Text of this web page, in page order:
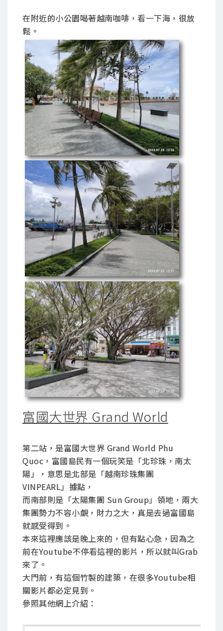
在附近的小公園喝著越南咖啡，看一下海，很放
鬆。
富國大世界 Grand World
第二站，是富國大世界 Grand World Phu
Quoc，富國島民有一個玩笑是「北珍珠，南太
陽」，意思是北部是「越南珍珠集團
VINPEARL」據點，
而南部則是「太陽集團 Sun Group」領地，兩大
集團勢力不容小覷，財力之大，真是去過富國島
就感受得到。
本來這裡應該是晚上來的，但有點心急，因為之
前在Youtube不停看這裡的影片，所以就叫Grab
來了。
大門前，有這個竹製的建築，在很多Youtube相
關影片都必定見到。
參照其他網上介紹：